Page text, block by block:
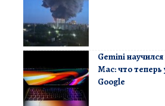
Gemini
Mac: что
Google